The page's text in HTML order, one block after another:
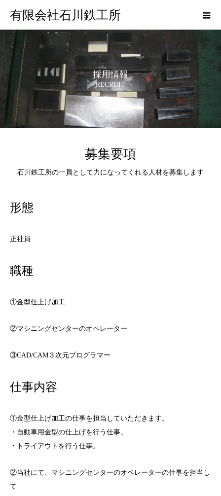
有限会社石川鉄工所
採用情報
RECRUIT
募集要項
石川鉄工所の一員として力になってくれる人材を募集します
形態
正社員
職種
①金型仕上げ加工
②マシニングセンターのオペレーター
③CAD/CAM３次元プログラマー
仕事内容
①金型仕上げ加工の仕事を担当していただきます。
・自動車用金型の仕上げを行う仕事。
・トライアウトを行う仕事。
②当社にて、マシニングセンターのオペレーターの仕事を担当し
て